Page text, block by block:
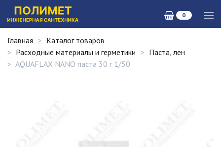
0
Главная
Каталог товаров
Расходные материалы и герметики
Паста, лен
AQUAFLAX NANO паста 30 г 1/50